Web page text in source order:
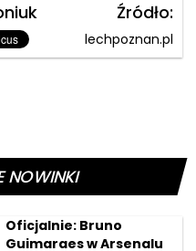
Źródło:
lechpoznan.pl
NOWINKI
Oficjalnie: Bruno
Guimaraes w Arsenalu